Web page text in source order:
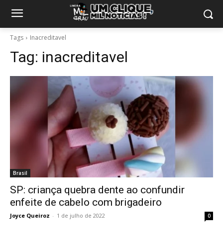
Tags Inacreditavel
Tag: inacreditavel
Brasil
SP: criança quebra dente ao confundir
enfeite de cabelo com brigadeiro
Joyce Queiroz - 1 de julho de 2022 0